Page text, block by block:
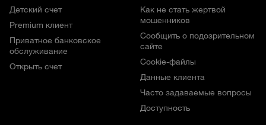
Детский счет
Premium клиент
Приватное банковское
обслуживание
Открыть счет
Как не стать жертвой
мошенников
Сообщить о подозрительном
сайте
Cookie-файлы
Данные клиента
Часто задаваемые вопросы
Доступность